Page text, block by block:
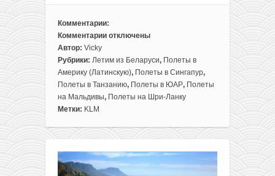
Комментарии:
Комментарии
к
записи
Снижение
цен
у
KLM:
на
Карибы,
отключены
Автор: Vicky
Рубрики: Летим из Беларуси, Полеты в
Америку (Латинскую), Полеты в Сингапур,
Полеты в Танзанию, Полеты в ЮАР, Полеты
на Мальдивы, Полеты на Шри-Ланку
Метки: KLM